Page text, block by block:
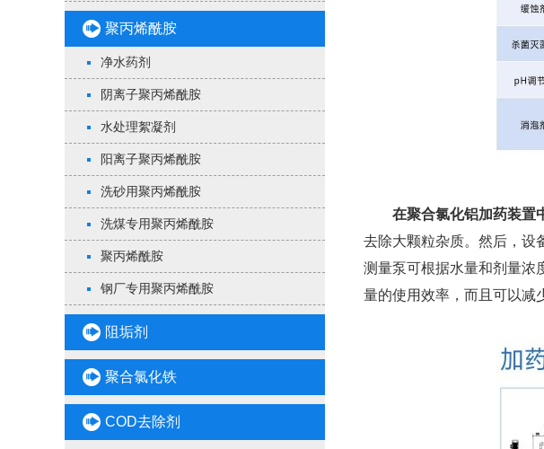
聚丙烯酰胺
净水药剂
阴离子聚丙烯酰胺
水处理絮凝剂
阳离子聚丙烯酰胺
洗砂用聚丙烯酰胺
洗煤专用聚丙烯酰胺
聚丙烯酰胺
钢厂专用聚丙烯酰胺
阻垢剂
聚合氯化铁
COD去除剂
在聚合氯化铝加药装置
去除大颗粒杂质。然后，设
测量泵可根据水量和剂量浓
量的使用效率，而且可以减